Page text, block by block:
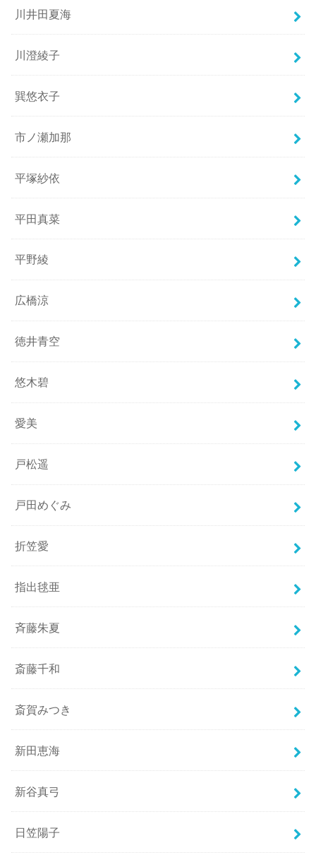
川井田夏海
川澄綾子
巽悠衣子
市ノ瀬加那
平塚紗依
平田真菜
平野綾
広橋涼
徳井青空
悠木碧
愛美
戸松遥
戸田めぐみ
折笠愛
指出毬亜
斉藤朱夏
斎藤千和
斎賀みつき
新田恵海
新谷真弓
日笠陽子